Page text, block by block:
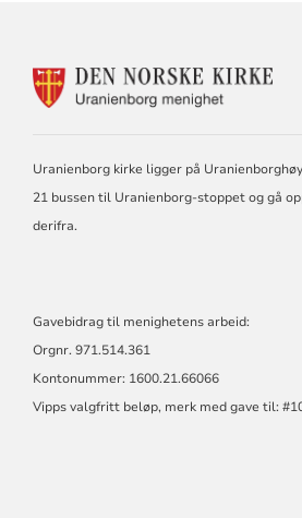
Uranienborg kirke ligger på
21 bussen til Uranienborg-stoppet og gå
derifra.
Gavebidrag til menighetens arbeid:
Orgnr. 971.514.361
Kontonummer: 1600.21.66066
Vipps valgfritt beløp, merk med gave til: